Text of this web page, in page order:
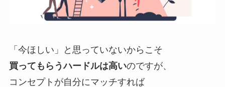
「今ほしい」と思っていないからこそ
買ってもらうハードルは高いのですが、
コンセプトが自分にマッチすれば